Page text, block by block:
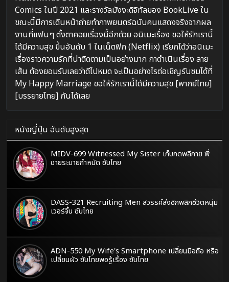
Comics ในปี 2021 และรางวัลมังงะดิจิทัลของ BookLive ใน
ขณะนี้มีการเดินหน้าถ่ายทำภาพยนตร์ฉบับคนแสดงจริงจากผล
งานที่แฟนๆ ตั้งตาคอยเรื่องนี้อีกด้วย อนิเมะเรื่อง ขอให้รักเรานี้
ได้มีความสุข ขึ้นอันดับ 1 ในเน็ตฟิก (Netflix) เรียกได้ว่าอนิเมะ
เรื่องราวความรักที่น่าติดตามเป็นอย่างมาก กาดำเนินเรื่อง ลาย
เส้น ต้องยอมรับเลยว่าดีไปหมด จะเป็นอย่างไรต่อเชิญรับชมได้ที่
My Happy Marriage ขอให้รักเรานี้ได้มีความสุข [พากย์ไทย]
[บรรยายไทย] กันได้เลย
หนังญี่ปุ่น อันดับสูงสุด
MIDV-699 Witnessed My Sister เก็บกดพลีกาย พี่
ชายระบายกำหนัด ซับไทย
DASS-321 Recruiting Men สวรรค์ส่งซิกพลิกชีวิตหนุ่ม
เวอร์จิ้น ซับไทย
ADN-550 My Wife's Smartphone เปลี่ยนมือถือ หรือ
เปลี่ยนผัว ซับไทยพอรู้เรื่อง ซับไทย